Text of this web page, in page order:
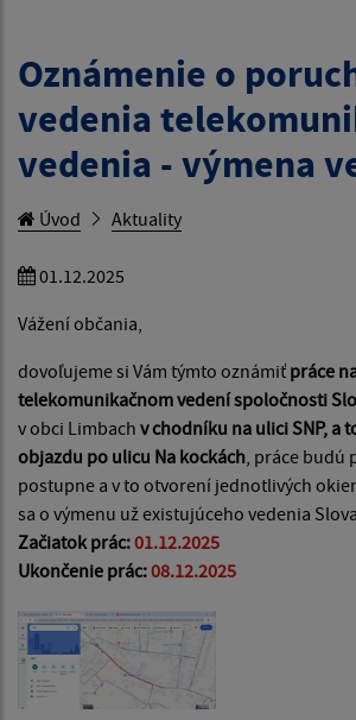
Oznámenie o
vedenia
vedenia - výmena
Úvod Aktuality
01.12.2025
Vážení občania,
dovoľujeme si Vám týmto oznámiť práce
telekomunikačnom vedení spoločnosti
v obci Limbach v chodníku na ulici SNP, a
objazdu po ulicu Na kockách, práce budú
postupne a v to otvorení jednotlivých
sa o výmenu už existujúceho vedenia
Začiatok prác:01.12.2025
Ukončenie prác:08.12.2025